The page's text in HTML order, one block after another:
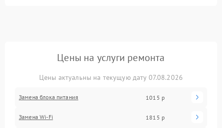
Цены на услуги ремонта
Цены актуальны на текущую дату 07.08.2026
Замена блока питания 1015 р
Замена Wi-Fi 1815 р